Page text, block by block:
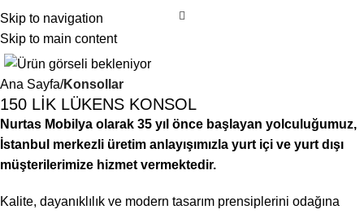
Skip to navigation
Skip to main content
Ana Sayfa Konsollar
150 LİK LÜKENS KONSOL
Nurtas Mobilya olarak 35 yıl önce başlayan yolculuğumuz,
İstanbul merkezli üretim anlayışımızla yurt içi ve yurt dışı
müşterilerimize hizmet vermektedir.
Kalite, dayanıklılık ve modern tasarım prensiplerini odağına